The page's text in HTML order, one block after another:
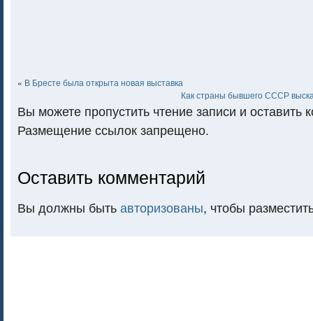
« В Бресте была открыта новая выставка
Как страны бывшего СССР
Вы можете пропустить чтение записи и оставить
Размещение ссылок запрещено.
Оставить комментарий
Вы должны бытьавторизованы, чтобы